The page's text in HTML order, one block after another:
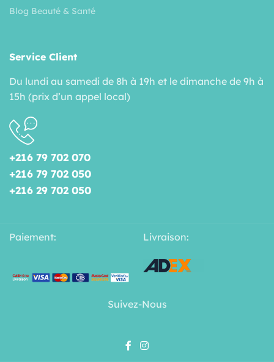
Blog Beauté & Santé
Service Client
Du lundi au samedi de 8h à 19h et le dimanche de 9h à
15h (prix d’un appel local)
+216 79 702 070
+216 79 702 050
+216 29 702 050
Paiement: Livraison:
Suivez-Nous